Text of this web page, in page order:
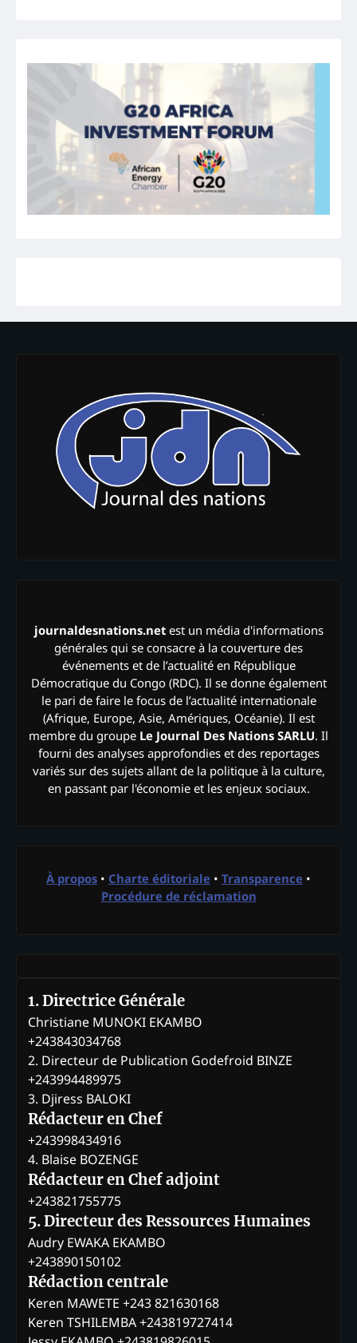
journaldesnations.netest un média d'informations
générales qui se consacre à la couverture des
événements et de l’actualité en République
Démocratique du Congo (RDC). Il se donne également
le pari de faire le focus de l’actualité internationale
(Afrique, Europe, Asie, Amériques, Océanie). Il est
membre du groupe Le Journal Des Nations SARLU. Il
fourni des analyses approfondies et des reportages
variés sur des sujets allant de la politique à la culture,
en passant par l'économie et les enjeux sociaux.
À propos • Charte éditoriale • Transparence •
Procédure de réclamation
1. Directrice Générale
Christiane MUNOKI EKAMBO
+243843034768
2. Directeur de Publication Godefroid BINZE
+243994489975
3. Djiress BALOKI
Rédacteur en Chef
+243998434916
4. Blaise BOZENGE
Rédacteur en Chef adjoint
+243821755775
5. Directeur des Ressources Humaines
Audry EWAKA EKAMBO
+243890150102
Rédaction centrale
Keren MAWETE +243 821630168
Keren TSHILEMBA +243819727414